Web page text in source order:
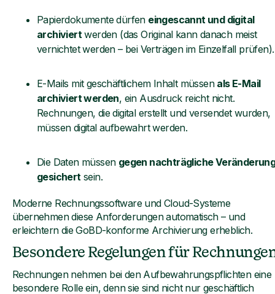
Papierdokumente dürfen eingescannt und digital
archiviert werden (das Original kann danach meist
vernichtet werden – bei Verträgen im Einzelfall prüfen).
E-Mails mit geschäftlichem Inhalt müssen als E-Mail
archiviert werden, ein Ausdruck reicht nicht.
Rechnungen, die digital erstellt und versendet wurden,
müssen digital aufbewahrt werden.
Die Daten müssen gegen nachträgliche
gesichert sein.
Moderne Rechnungssoftware und Cloud-Systeme
übernehmen diese Anforderungen automatisch – und
erleichtern die GoBD-konforme Archivierung erheblich.
Besondere Regelungen für
Rechnungen nehmen bei den Aufbewahrungspflichten eine
besondere Rolle ein, denn sie sind nicht nur geschäftlich